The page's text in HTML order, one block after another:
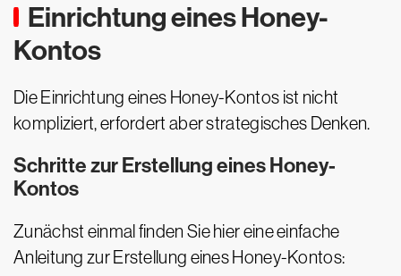
Einrichtung eines Honey-
Kontos
Die Einrichtung eines Honey-Kontos ist nicht
kompliziert, erfordert aber strategisches Denken.
Schritte zur Erstellung eines Honey-
Kontos
Zunächst einmal finden Sie hier eine einfache
Anleitung zur Erstellung eines Honey-Kontos: